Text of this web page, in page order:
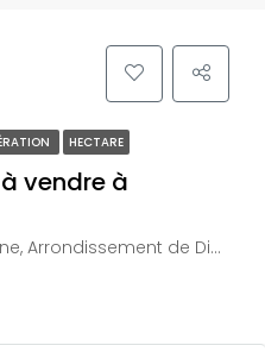
HECTARE
vendre à
Département de Rufisque, Région de Dakar, Sénégal